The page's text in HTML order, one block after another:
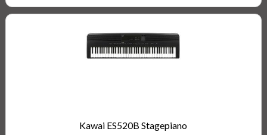
Kawai ES520B Stagepiano